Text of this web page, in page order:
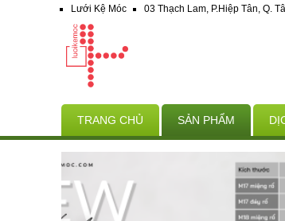
Lưới Kệ Móc 03 Thạch Lam, P.Hiệp Tân, Q.
TRANG CHỦ SẢN PHẨM